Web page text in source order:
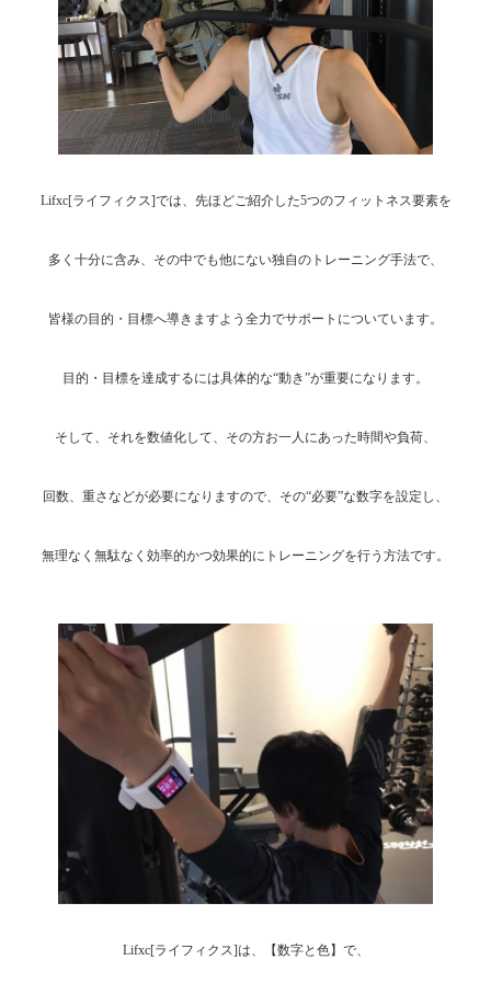
Lifxc[ライフィクス]では、先ほどご紹介した5つのフィットネス要素を
多く十分に含み、その中でも他にない独自のトレーニング手法で、
皆様の目的・目標へ導きますよう全力でサポートについています。
目的・目標を達成するには具体的な“動き”が重要になります。
そして、それを数値化して、その方お一人にあった時間や負荷、
回数、重さなどが必要になりますので、その“必要”な数字を設定し、
無理なく無駄なく効率的かつ効果的にトレーニングを行う方法です。
Lifxc[ライフィクス]は、【数字と色】で、